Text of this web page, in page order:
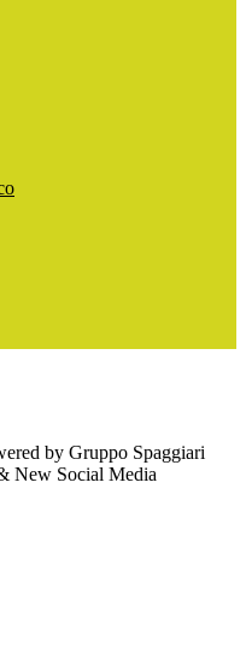
by Gruppo Spaggiari
New Social Media